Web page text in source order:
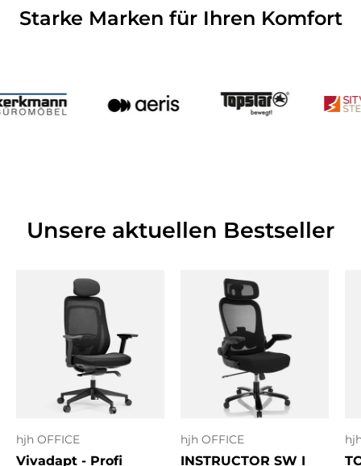
Starke Marken für Ihren Komfort
Unsere aktuellen Bestseller
hjh OFFICE
Vivadapt - Profi
hjh OFFICE
INSTRUCTOR SW I